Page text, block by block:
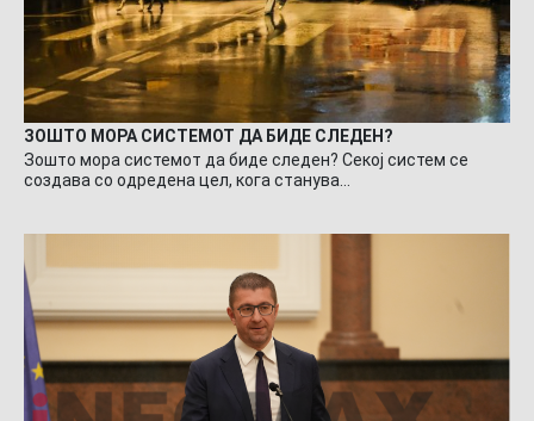
ЗОШТО МОРА СИСТЕМОТ ДА БИДЕ СЛЕДЕН?
Зошто мора системот да биде следен? Секој систем се
создава со одредена цел, кога станува…